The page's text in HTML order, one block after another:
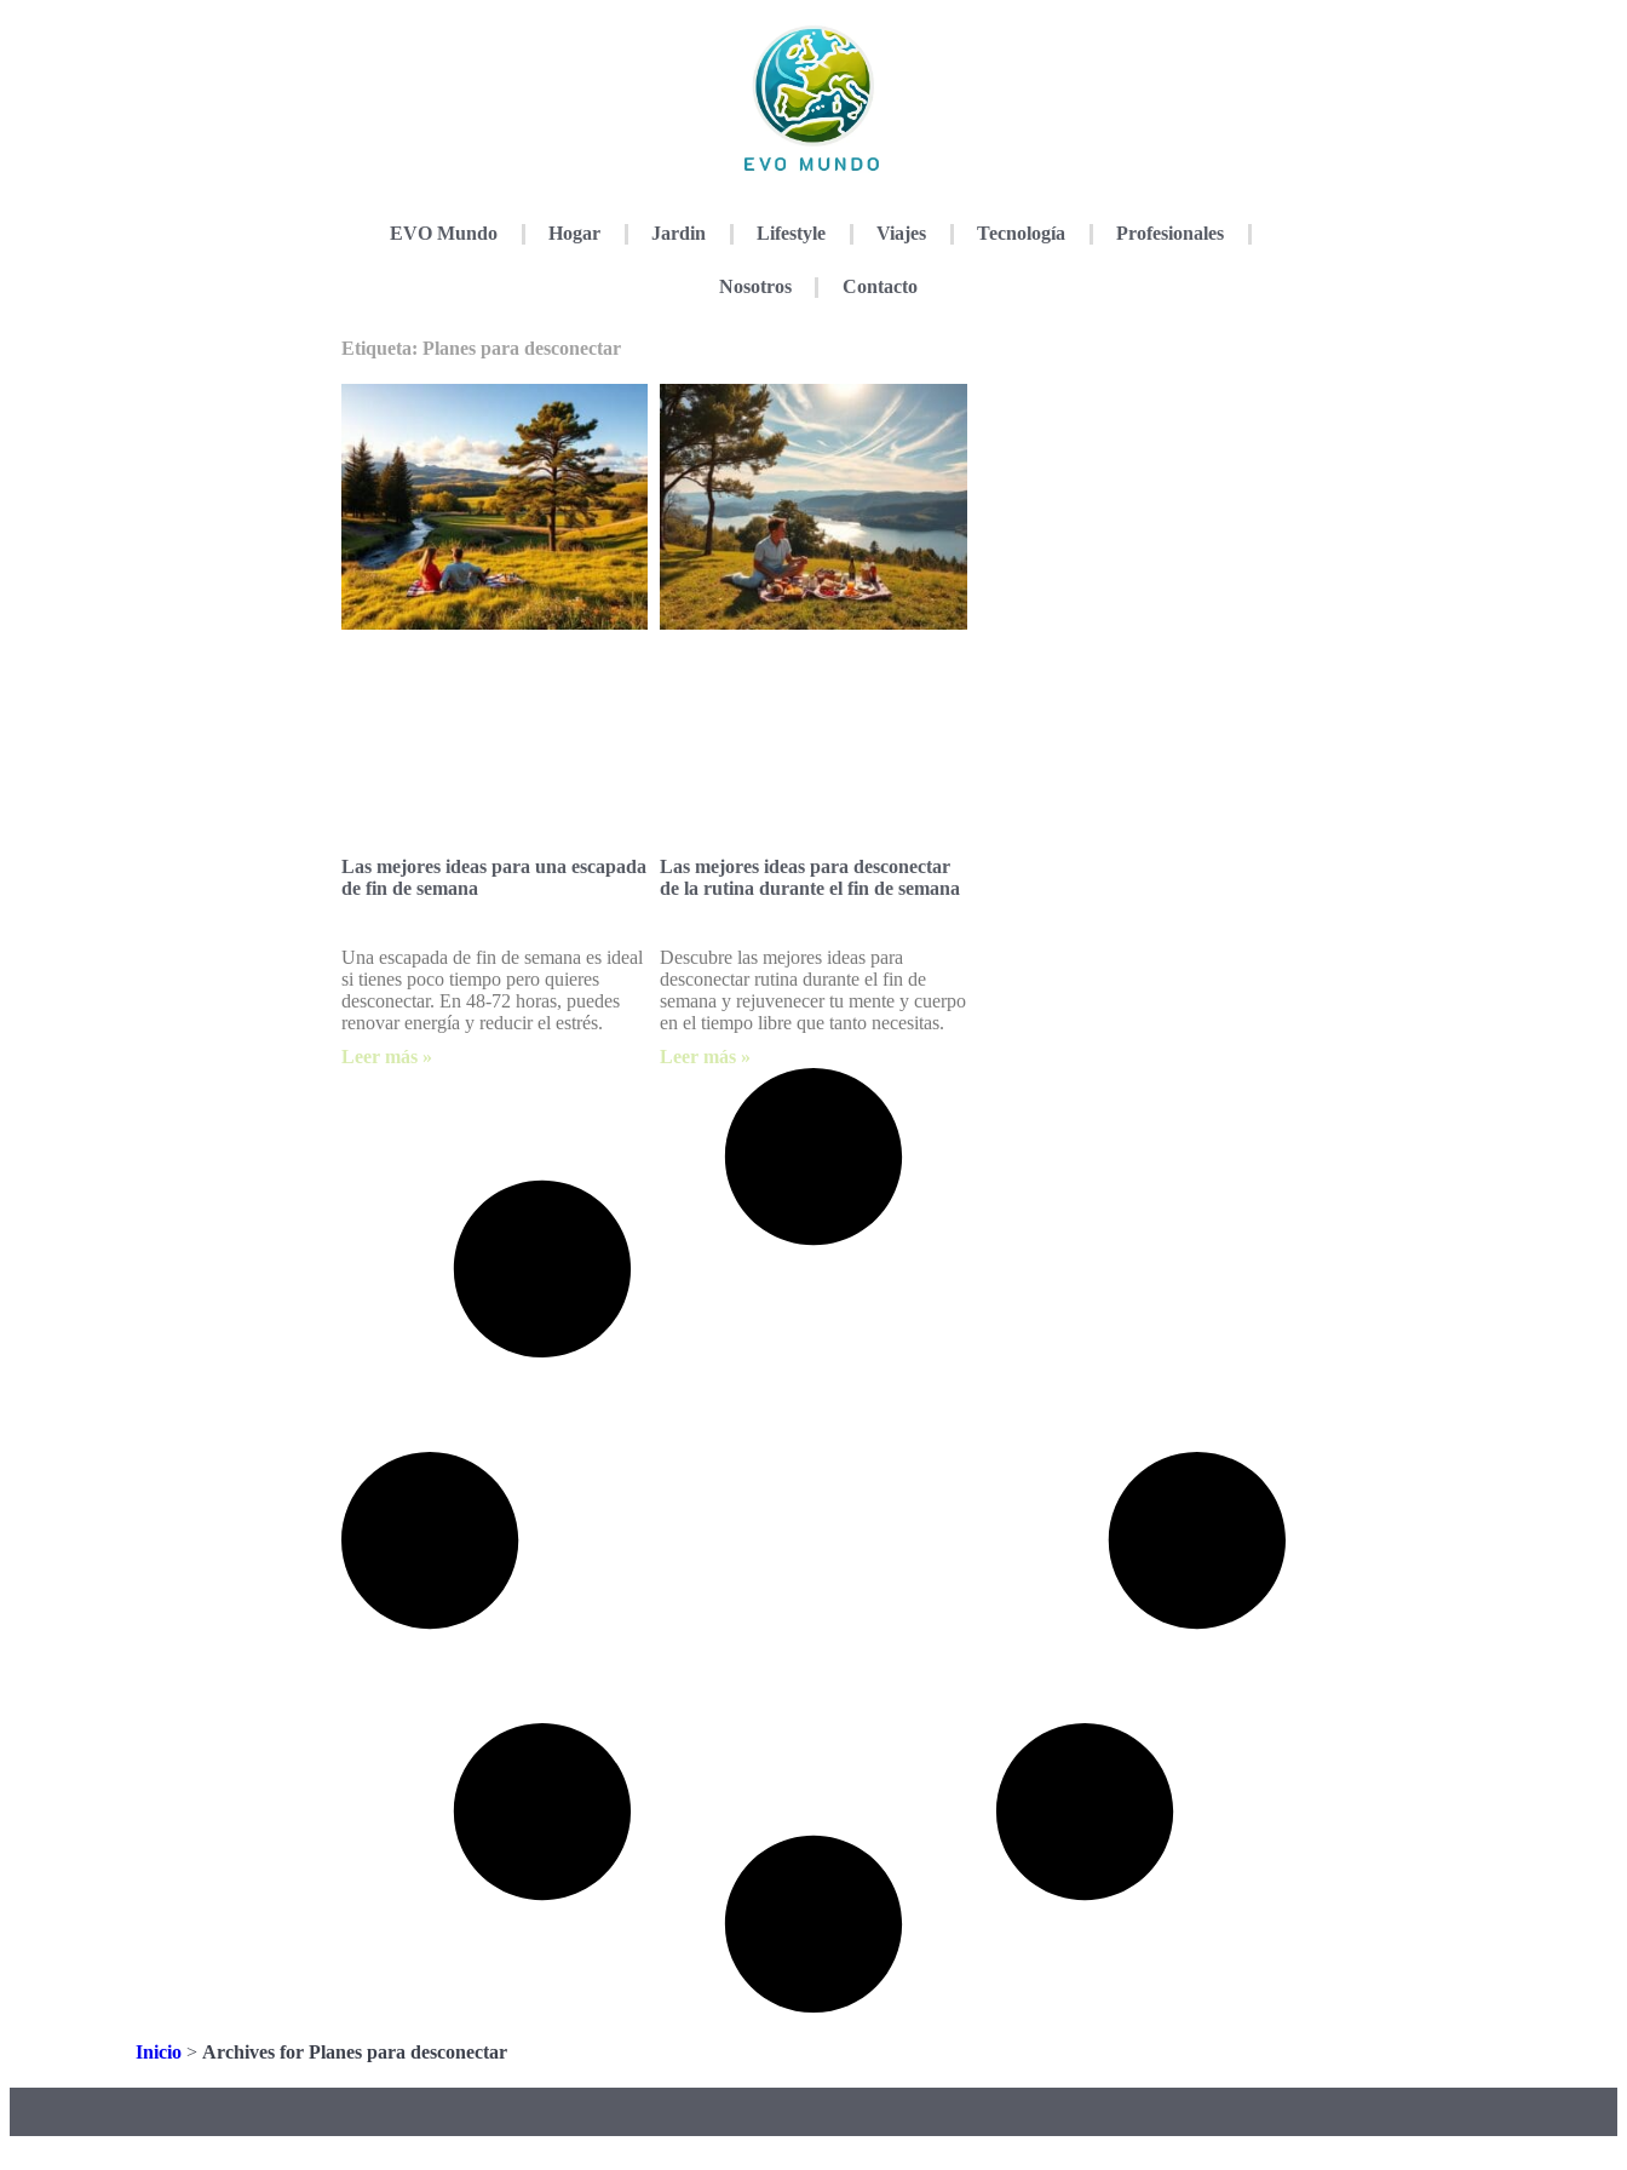
EVO Mundo Hogar Jardin Lifestyle Viajes Tecnología Profesionales
Nosotros Contacto
Etiqueta: Planes para desconectar
Las mejores ideas para una escapada
de fin de semana
Una escapada de fin de semana es ideal
si tienes poco tiempo pero quieres
desconectar. En 48-72 horas, puedes
renovar energía y reducir el estrés.
Leer más »
Las mejores ideas para desconectar
de la rutina durante el fin de semana
Descubre las mejores ideas para
desconectar rutina durante el fin de
semana y rejuvenecer tu mente y cuerpo
en el tiempo libre que tanto necesitas.
Leer más »
Inicio > Archives for Planes para desconectar